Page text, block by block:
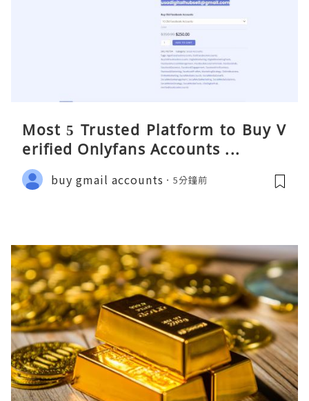
Most 5 Trusted Platform to Buy V
erified Onlyfans Accounts ...
buy gmail accounts 5分鐘前